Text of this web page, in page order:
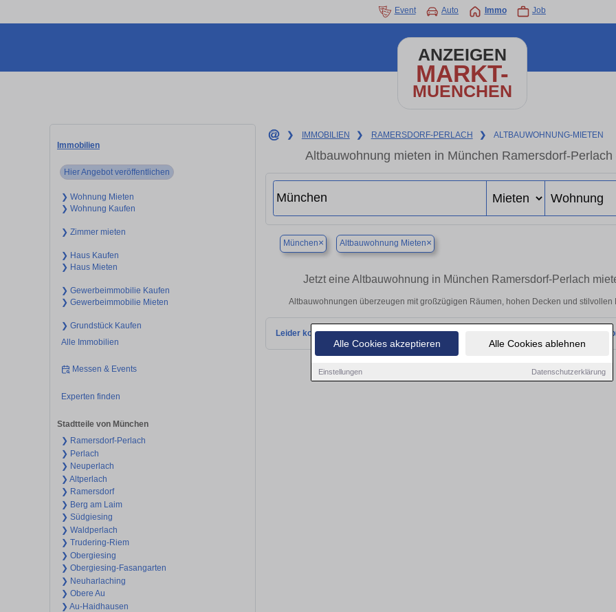
Alle Cookies akzeptieren Alle Cookies ablehnen
Einstellungen Datenschutzerklärung
Event Auto Immo Job
ANZEIGEN
MARKT-
MUENCHEN
Immobilien
Hier Angebot veröffentlichen
❯ Wohnung Mieten
❯ Wohnung Kaufen
❯ Zimmer mieten
❯ Haus Kaufen
❯ Haus Mieten
❯ Gewerbeimmobilie Kaufen
❯ Gewerbeimmobilie Mieten
❯ Grundstück Kaufen
Alle Immobilien
Messen & Events
Experten finden
Stadtteile von München
❯ Ramersdorf-Perlach
❯ Perlach
❯ Neuperlach
❯ Altperlach
❯ Ramersdorf
❯ Berg am Laim
❯ Südgiesing
❯ Waldperlach
❯ Trudering-Riem
❯ Obergiesing
❯ Obergiesing-Fasangarten
❯ Neuharlaching
❯ Obere Au
❯ Au-Haidhausen
❯ IMMOBILIEN ❯ RAMERSDORF-PERLACH ❯ ALTBAUWOHNUNG-MIETEN
Altbauwohnung mieten in München Ramersdorf-
München× Altbauwohnung Mieten×
Jetzt eine Altbauwohnung in München Ramersdorf-Perlach
Altbauwohnungen überzeugen mit großzügigen Räumen, hohen Decken und
Leider konnten wir derzeit keine passenden Objekte finden. Schauen Sie bald wieder